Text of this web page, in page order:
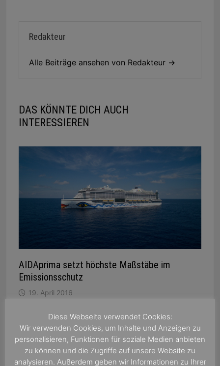
Redakteur
Alle Beiträge ansehen von Redakteur →
DAS KÖNNTE DICH AUCH
INTERESSIEREN
AIDAprima setzt höchste Maßstäbe im
Emissionsschutz
19. April 2016
Diese Webseite verwendet Cookies:
Wir verwenden Cookies, um Inhalte und Anzeigen zu
personalisieren, Funktionen für soziale Medien anbieten
zu können und die Zugriffe auf unsere Website zu
analysieren. Außerdem geben wir Informationen zu Ihrer